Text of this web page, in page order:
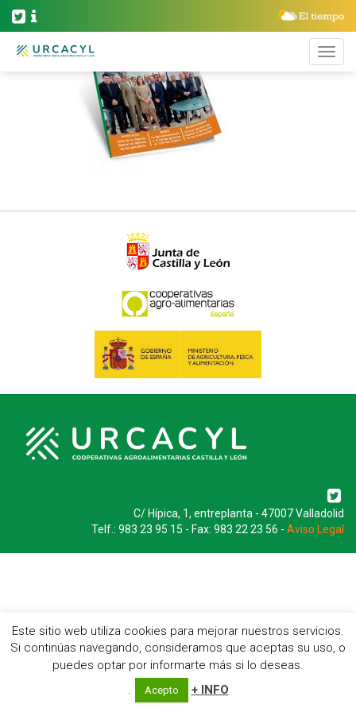
C/ Hípica, 1, entreplanta - 47007 Valladolid
Telf.: 983 23 95 15 - Fax: 983 22 23 56 - Aviso Legal
Este sitio web utiliza cookies para mejorar nuestros servicios.
Si continúas navegando, consideramos que aceptas su uso, o
puedes optar por informarte más si lo deseas.
.
Acepto + INFO